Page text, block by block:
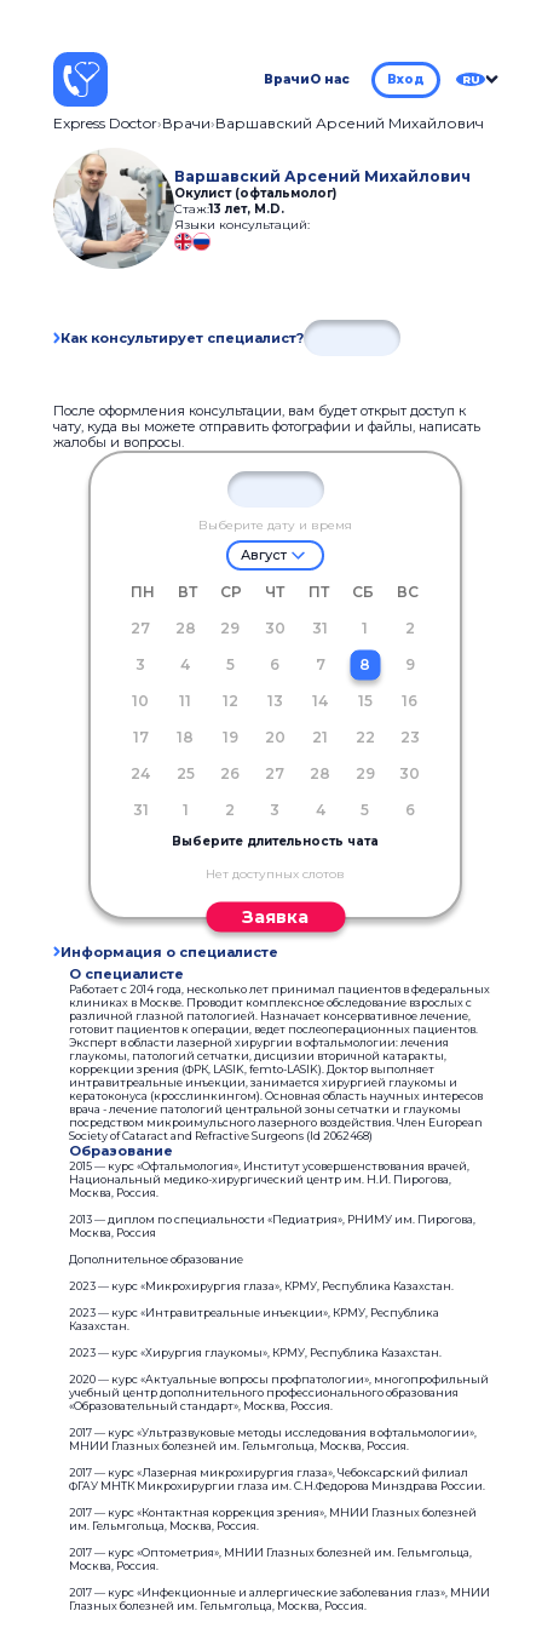
ВрачиО нас Вход RU
Express Doctor Врачи Варшавский Арсений Михайлович
Варшавский Арсений Михайлович
Окулист (офтальмолог)
Стаж:13 лет, M.D.
Языки консультаций:
Как консультирует специалист?
После оформления консультации, вам будет открыт доступ к
чату, куда вы можете отправить фотографии и файлы, написать
жалобы и вопросы.
Выберите дату и время
Август
ПН ВТ СР ЧТ ПТ СБ
ВС
27
28 29 30 31 1
2
3
4 5 6 7 8
9
10
11 12 13 14 15
16
17
18 19 20 21 22
23
24
25 26 27 28 29
30
31
1 2 3 4 5 6
Выберите длительность чата
Нет доступных слотов
Заявка
Информация о специалисте
О специалисте
Работает с 2014 года, несколько лет принимал пациентов в федеральных
клиниках в Москве. Проводит комплексное обследование взрослых с
различной глазной патологией. Назначает консервативное лечение,
готовит пациентов к операции, ведет послеоперационных пациентов.
Эксперт в области лазерной хирургии в офтальмологии: лечения
глаукомы, патологий сетчатки, дисцизии вторичной катаракты,
коррекции зрения (ФРК, LASIK, femto-LASIK). Доктор выполняет
интравитреальные инъекции, занимается хирургией глаукомы и
кератоконуса (кросслинкингом). Основная область научных интересов
врача - лечение патологий центральной зоны сетчатки и глаукомы
посредством микроимульсного лазерного воздействия. Член European
Society of Cataract and Refractive Surgeons (Id 2062468)
Образование
2015 — курс «Офтальмология», Институт усовершенствования врачей,
Национальный медико-хирургический центр им. Н.И. Пирогова,
Москва, Россия.
2013 — диплом по специальности «Педиатрия», РНИМУ им. Пирогова,
Москва, Россия
Дополнительное образование
2023 — курс «Микрохирургия глаза», КРМУ, Республика Казахстан.
2023 — курс «Интравитреальные инъекции», КРМУ, Республика
Казахстан.
2023 — курс «Хирургия глаукомы», КРМУ, Республика Казахстан.
2020 — курс «Актуальные вопросы профпатологии», многопрофильный
учебный центр дополнительного профессионального образования
«Образовательный стандарт», Москва, Россия.
2017 — курс «Ультразвуковые методы исследования в офтальмологии»,
МНИИ Глазных болезней им. Гельмгольца, Москва, Россия.
2017 — курс «Лазерная микрохирургия глаза», Чебоксарский филиал
ФГАУ МНТК Микрохирургии глаза им. С.Н.Федорова Минздрава России.
2017 — курс «Контактная коррекция зрения», МНИИ Глазных болезней
им. Гельмгольца, Москва, Россия.
2017 — курс «Оптометрия», МНИИ Глазных болезней им. Гельмгольца,
Москва, Россия.
2017 — курс «Инфекционные и аллергические заболевания глаз», МНИИ
Глазных болезней им. Гельмгольца, Москва, Россия.